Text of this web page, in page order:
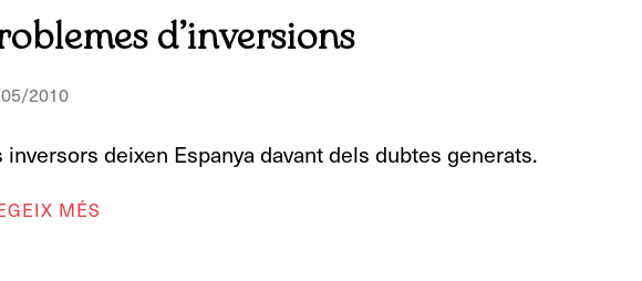
d’inversions
2010
inversors deixen Espanya davant dels dubtes generats.
MÉS